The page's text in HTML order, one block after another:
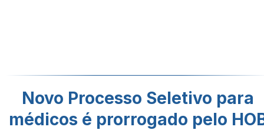
Novo Processo Seletivo para
médicos é prorrogado pelo